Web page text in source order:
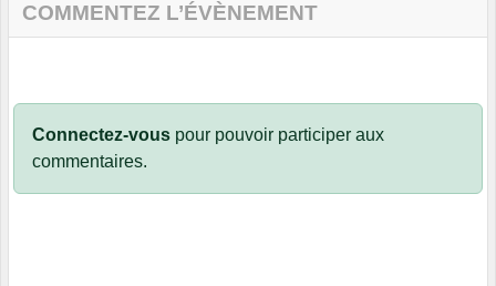
COMMENTEZ L’ÉVÈNEMENT
Connectez-vous pour pouvoir participer aux
commentaires.